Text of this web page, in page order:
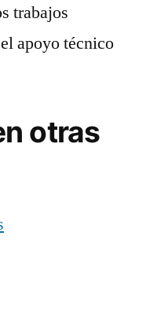
trabajos
apoyo técnico
otras